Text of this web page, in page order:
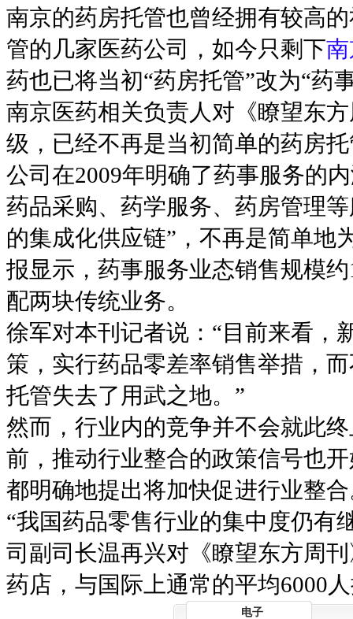
南京的药房托管也曾经拥有较高
管的几家医药公司，如今只剩下
药也已将当初“药房托管”改为“药
南京医药相关负责人对《瞭望东
级，已经不再是当初简单的药房托
公司在2009年明确了药事服务的
药品采购、药学服务、药房管理
的集成化供应链”，不再是简单地
报显示，药事服务业态销售规模
配两块传统业务。
徐军对本刊记者说：“目前来看，
策，实行药品零差率销售举措，
托管失去了用武之地。”
然而，行业内的竞争并不会就此
前，推动行业整合的政策信号也
都明确地提出将加快促进行业整
“我国药品零售行业的集中度仍有
司副司长温再兴对《瞭望东方周
药店，与国际上通常的平均6000
电子